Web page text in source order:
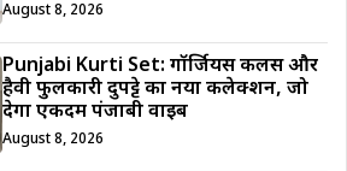
August 8, 2026
Punjabi Kurti Set: गॉर्जियस कलर्स और
हैवी फुलकारी दुपट्टे का नया कलेक्शन, जो
देगा एकदम पंजाबी वाइब
August 8, 2026